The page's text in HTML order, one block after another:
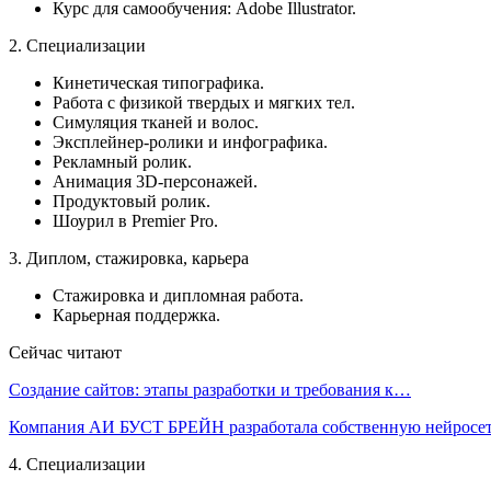
Курс для самообучения: Adobe Illustrator.
2. Специализации
Кинетическая типографика.
Работа с физикой твердых и мягких тел.
Симуляция тканей и волос.
Эксплейнер-ролики и инфографика.
Рекламный ролик.
Анимация 3D-персонажей.
Продуктовый ролик.
Шоурил в Premier Pro.
3. Диплом, стажировка, карьера
Стажировка и дипломная работа.
Карьерная поддержка.
Сейчас читают
Создание сайтов: этапы разработки и требования к…
Компания АИ БУСТ БРЕЙН разработала собственную
4. Специализации